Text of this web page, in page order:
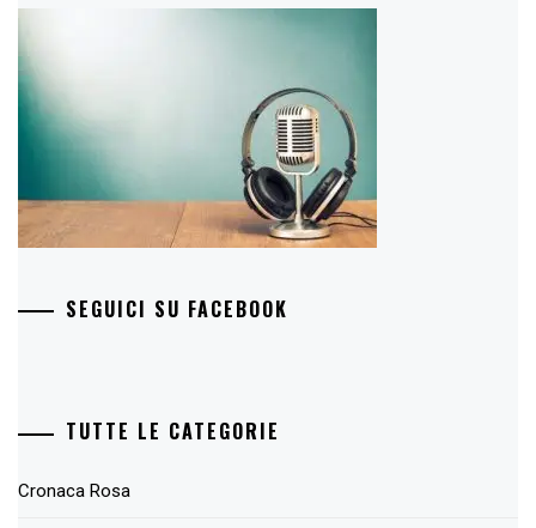
SEGUICI SU FACEBOOK
TUTTE LE CATEGORIE
Cronaca Rosa